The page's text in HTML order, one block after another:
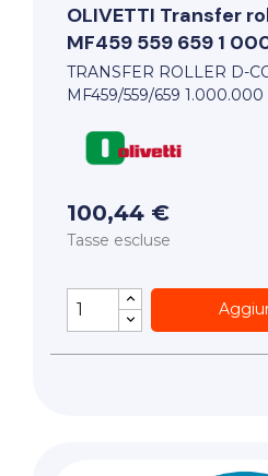
OLIVETTI Transfer
MF459 559 659 1
TRANSFER ROLLER D-
MF459/559/659 1.000.000
100,44 €
Tasse escluse